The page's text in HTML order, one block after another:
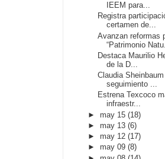
IEEM para...
Registra
certamen de...
Avanzan reformas
“Patrimonio
Destaca Maurilio
de la D...
Claudia
seguimiento ...
Estrena Texcoco
infraestr...
► may 15(18)
► may 13(6)
► may 12(17)
► may 09(8)